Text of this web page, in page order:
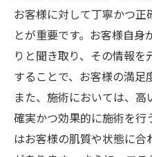
お客様に対して丁寧かつ
とが重要です。お客様自
りと聞き取り、その情報
することで、お客様の満足
また、施術においては、
確実かつ効果的に施術を行
はお客様の肌質や状態に